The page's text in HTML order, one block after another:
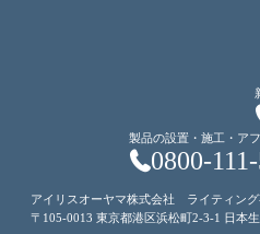
製品の設置・施工・ア
0800-
アイリスオーヤマ株式会社 ライティン
〒105-0013 東京都港区浜松町2-3-1 日本